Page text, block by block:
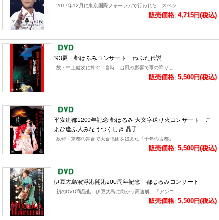
2017年12月に東京国際フォーラムで行われた、スペシ..
販売価格: 4,715円(税込)
‘93夏 都はるみコンサート ねぷた伝説
故・中上健次に捧ぐ 当時、台風の影響で雨の降りし..
販売価格: 5,500円(税込)
平安建都1200年記念 都はるみ 大文字送り火コンサート こ
よひ逢ふ人みなうつくしき 晶子
故郷・京都の舞台で大合唱団を従えた「千年の古都」..
販売価格: 5,500円(税込)
伊豆大島波浮港開港200周年記念 都はるみコンサート
初のDVD商品化 伊豆大島に向かう高速艇、「アンコ..
販売価格: 5,500円(税込)